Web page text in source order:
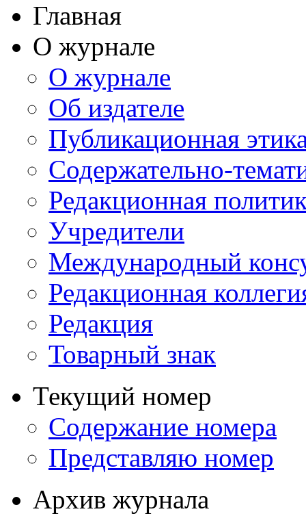
Главная
О журнале
О журнале
Об издателе
Публикационная
Содержательно-
Редакционная
Учредители
Международный
Редакционная
Редакция
Товарный знак
Текущий номер
Содержание номера
Представляю номер
Архив журнала